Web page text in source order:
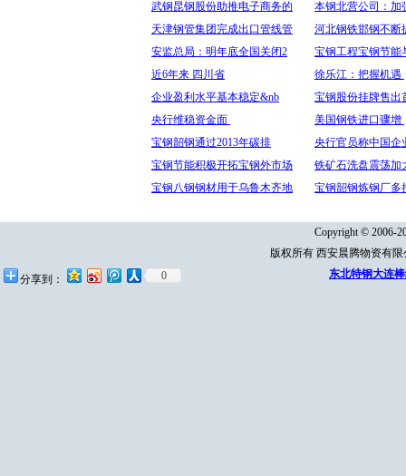
武钢昆钢股份助推电子商务的
天津钢管集团完成出口管线管
安监总局：明年底全国关闭2
近6年来 四川省
企业盈利水平基本稳定&nb
央行维稳资金面
宝钢韶钢通过2013年碳排
宝钢节能积极开拓宝钢外市场
宝钢八钢钢材用于乌鲁木齐地
本钢北营公司：加
河北钢铁邯钢不断
宝钢工程宝钢节能
徐乐江：把握机遇
宝钢股份挂牌售出
美国钢铁进口骤增
央行官员称中国企
铁矿石洗盘震荡加
宝钢韶钢炼钢厂多
Copyright © 2006-
版权所有 西安晨腾物资有
东北特钢大连
分享到： 0